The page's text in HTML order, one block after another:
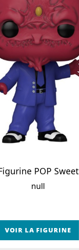
POP Sweet
null
VOIR LA FIGURINE